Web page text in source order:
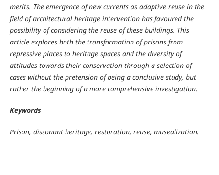
merits. The emergence of new currents as adaptive reuse in the
field of architectural heritage intervention has favoured the
possibility of considering the reuse of these buildings. This
article explores both the transformation of prisons from
repressive places to heritage spaces and the diversity of
attitudes towards their conservation through a selection of
cases without the pretension of being a conclusive study, but
rather the beginning of a more comprehensive investigation.
Keywords
Prison, dissonant heritage, restoration, reuse, musealization.